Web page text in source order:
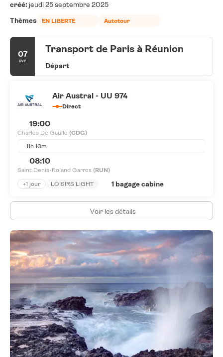
créé: jeudi 25 septembre 2025
Thèmes
EN LIBERTÉ Autotour
07
avr.
Transport de Paris à Réunion
Départ
Air Austral - UU 974
Direct
19:00
Charles De Gaulle (CDG)
11h 10m
08:10
Saint Denis-Roland Garros (RUN)
+1 jour
LOISIRS LIGHT 1 bagage cabine
Voir les détails